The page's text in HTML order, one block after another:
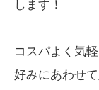
します！
コスパよく気
好みにあわせ